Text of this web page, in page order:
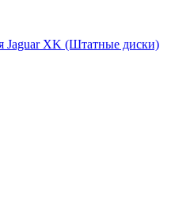
Jaguar XK (Штатные диски)